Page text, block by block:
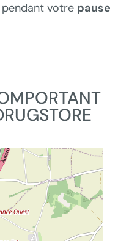
pendant votre pause